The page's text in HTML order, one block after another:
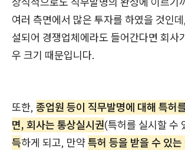
여러 측면에서 많은 투자를 하였을 것인
설되어 경쟁업체에라도 들어간다면 회사
우 크기 때문입니다.
또한, 종업원 등이 직무발명에 대해 특허
면, 회사는 통상실시권(특허를 실시할 수
득하게 되고, 만약특허 등을 받을 수 있